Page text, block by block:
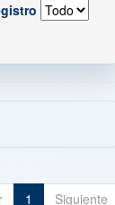
1 Siguiente